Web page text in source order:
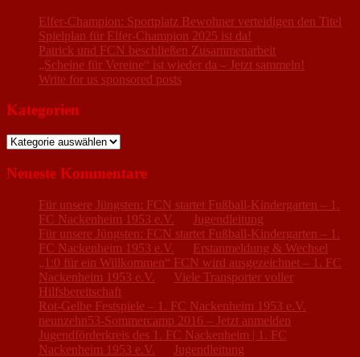
Elfer-Champion: Sportplatz Bewohner verteidigen den Titel
Spielplan für Elfer-Champion 2025 ist da!
Patrick und FCN beschließen Zusammenarbeit
„Scheine für Vereine“ ist wieder da – Jetzt sammeln!
Write for us sponsored posts
Kategorien
Kategorien
Neueste Kommentare
Für unsere Jüngsten: FCN startet Fußball-Kindergarten – 1.
FC Nackenheim 1953 e.V.
Jugendleitung
Für unsere Jüngsten: FCN startet Fußball-Kindergarten – 1.
FC Nackenheim 1953 e.V.
Erstanmeldung & Wechsel
„1:0 für ein Willkommen“ FCN wird ausgezeichnet – 1. FC
Nackenheim 1953 e.V.
Viele Transporter voller
Hilfsbereitschaft
Rot-Gelbe Festspiele – 1. FC Nackenheim 1953 e.V.
neunzehn53-Sommercamp 2016 – Jetzt anmelden
Jugendförderkreis des 1. FC Nackenheim | 1. FC
Nackenheim 1953 e.V.
Jugendleitung